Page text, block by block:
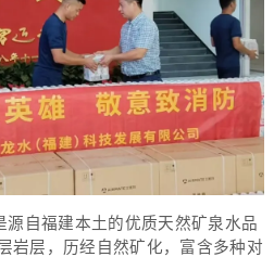
源自福建本土的优质天然矿泉水品
岩层，历经自然矿化，富含多种对